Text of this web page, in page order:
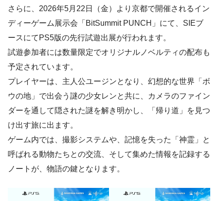
さらに、2026年5月22日（金）より京都で開催されるイン
ディーゲーム展示会「BitSummit PUNCH」にて、SIEブ
ースにてPS5版の先行試遊出展が行われます。
試遊参加者には数量限定でオリジナルノベルティの配布も
予定されています。
プレイヤーは、主人公ユージンとなり、幻想的な世界「ボ
ウの地」で出会う謎の少女レンと共に、カメラのファイン
ダーを通して隠された謎を解き明かし、「帰り道」を見つ
け出す旅に出ます。
ゲーム内では、撮影システムや、記憶を失った「神霊」と
呼ばれる動物たちとの交流、そして集めた情報を記録する
ノートが、物語の鍵となります。